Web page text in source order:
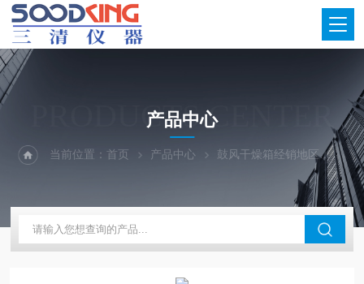
PRODUCTS CENTER
产品中心
当前位置：首页 产品中心 鼓风干燥箱经销地区 河